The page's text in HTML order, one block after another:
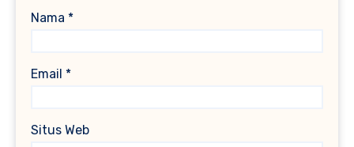
Nama *
Email *
Situs Web